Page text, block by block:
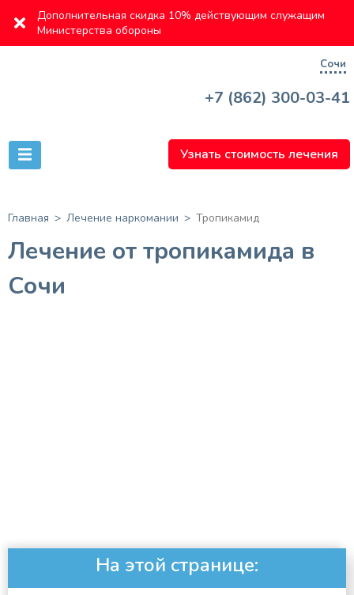
Дополнительная скидка 10% действующим служащим
Министерства обороны
Сочи
+7 (862) 300-03-41
Узнать стоимость лечения
Главная Лечение наркомании Тропикамид
Лечение от тропикамида в
Сочи
На этой странице: